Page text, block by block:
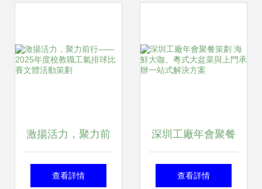
會古典家具城圓滿 化生活
激揚活力，聚力前
行——2025年度校
查看詳情
深圳工廠年會聚餐
策劃 海鮮大咖、粵
查看詳情